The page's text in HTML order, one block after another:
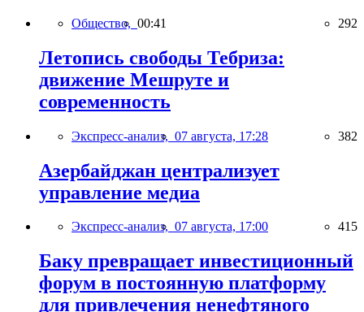
Общество, 00:41 292
Летопись свободы Тебриза:
движение Мешруте и
современность
Экспресс-анализ, 07 августа, 17:28 382
Азербайджан централизует
управление медиа
Экспресс-анализ, 07 августа, 17:00 415
Баку превращает инвестиционный
форум в постоянную платформу
для привлечения ненефтяного